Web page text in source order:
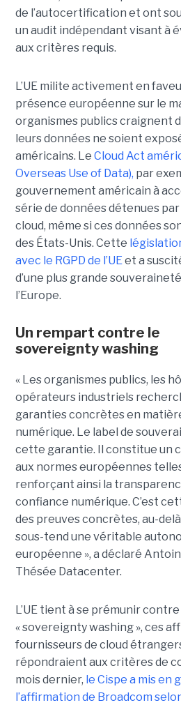
de l’autocertification et ont
un audit indépendant visant à
aux critères requis.
L’UE milite activement en
présence européenne sur le
organismes publics craignent
leurs données ne soient
américains. Le Cloud Act
Overseas Use of Data), par
gouvernement américain à
série de données détenues
cloud, même si ces données
des États-Unis. Cette
avec le RGPD de l’UEet a
d’une plus grande
l’Europe.
Un rempart contre le
sovereignty washing
« Les organismes publics, les
opérateurs industriels
garanties concrètes en
numérique. Le label de
cette garantie. Il constitue un
aux normes européennes
renforçant ainsi la
confiance numérique. C’est
des preuves concrètes, au-
sous-tend une véritable
européenne », a déclaré
Thésée Datacenter.
L’UE tient à se prémunir contre
« sovereignty washing », ces
fournisseurs de cloud
répondraient aux critères de
mois dernier, le Cispe a mis en
l’affirmation de Broadcom